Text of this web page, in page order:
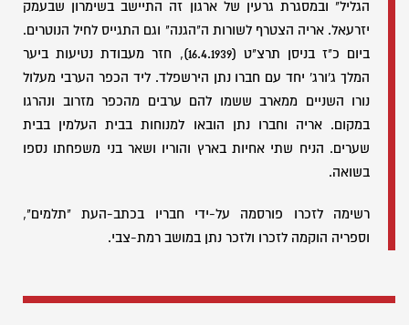
הגליל" ובמסגרת גרעין של ארגון זה התיישב בשימרון שבעמק
יזרעאל. אריה הצטרף לשורות ה"הגנה" וגם התגייס לחיל הנוטרים.
ביום כ"ז בניסן תרצ"ט (16.4.1939), חזר מעבודת נטיעות ביער
המלך ג'ורג' יחד עם חברו נתן הירשפלד. ליד הכפר הערבי מעלול
נורו השניים ממארב ששמו להם ערבים מהכפר מזרוב ונהרגו
במקום. אריה וחברו נתן הובאו למנוחות בבית העלמין בבית
שערים. הניח שתי אחיות בארץ והוריו ושאר בני משפחתו נספו
בשואה.
רשימה לזכרו פורסמה על-ידי חבריו בכתב-העת "תלמים",
וספריה הוקמה לזכרו ולזכר נתן במושב רמת-צבי.